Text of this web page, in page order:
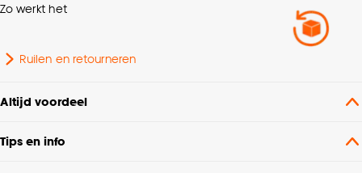
klikken.
Goed om te weten is dat je deze keuze altijd nog
Zo werkt het
Ruilen en retourneren
Altijd voordeel
Tips en info